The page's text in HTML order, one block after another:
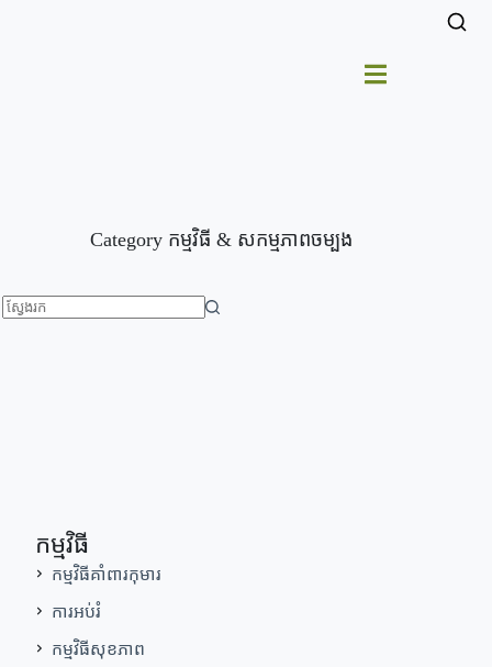
Category កម្មវិធី & សកម្មភាពចម្បង
កម្មវិធី
កម្មវិធីគាំពារកុមារ
ការអប់រំ
កម្មវិធីសុខភាព